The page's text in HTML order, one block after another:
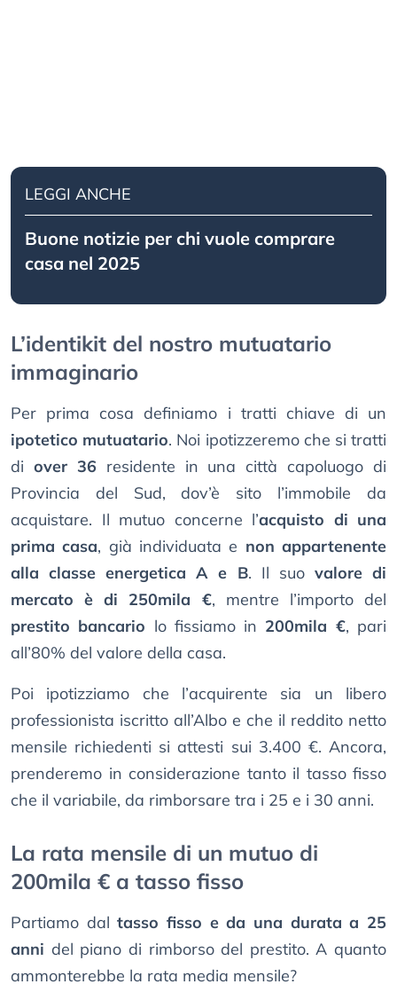
LEGGI ANCHE
Buone notizie per chi vuole comprare
casa nel 2025
L’identikit del nostro mutuatario
immaginario
Per prima cosa definiamo i tratti chiave di un
ipotetico mutuatario. Noi ipotizzeremo che si tratti
di over 36 residente in una città capoluogo di
Provincia del Sud, dov’è sito l’immobile da
acquistare. Il mutuo concerne l’acquisto di una
prima casa, già individuata e non appartenente
alla classe energetica A e B. Il suo valore di
mercato è di 250mila €, mentre l’importo del
prestito bancario lo fissiamo in 200mila €, pari
all’80% del valore della casa.
Poi ipotizziamo che l’acquirente sia un libero
professionista iscritto all’Albo e che il reddito netto
mensile richiedenti si attesti sui 3.400 €. Ancora,
prenderemo in considerazione tanto il tasso fisso
che il variabile, da rimborsare tra i 25 e i 30 anni.
La rata mensile di un mutuo di
200mila € a tasso fisso
Partiamo daltasso fisso e da una durata a 25
anni del piano di rimborso del prestito. A quanto
ammonterebbe la rata media mensile?